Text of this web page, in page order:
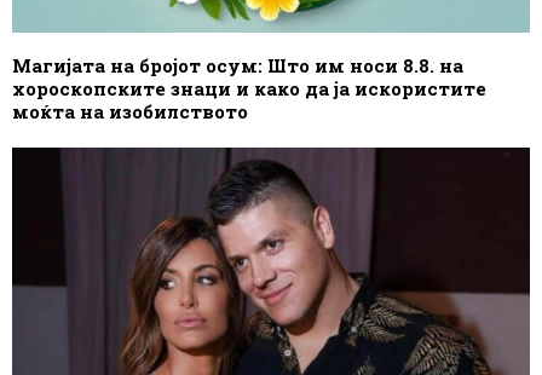
Магијата на бројот осум: Што им носи 8.8. на
хороскопските знаци и како да ја искористите
моќта на изобилството